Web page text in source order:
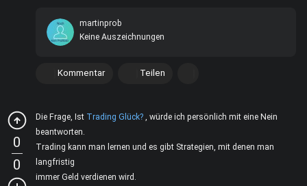
martinprob
Keine Auszeichnungen
Kommentar Teilen
0
0
Die Frage, Ist Trading Glück? , würde ich persönlich mit eine Nein
beantworten.
Trading kann man lernen und es gibt Strategien, mit denen man
langfristig
immer Geld verdienen wird.